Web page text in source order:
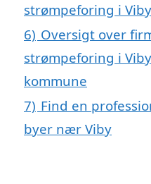
strømpeforing i
6) Oversigt over
strømpeforing i
kommune
7) Find en
byer nær Viby